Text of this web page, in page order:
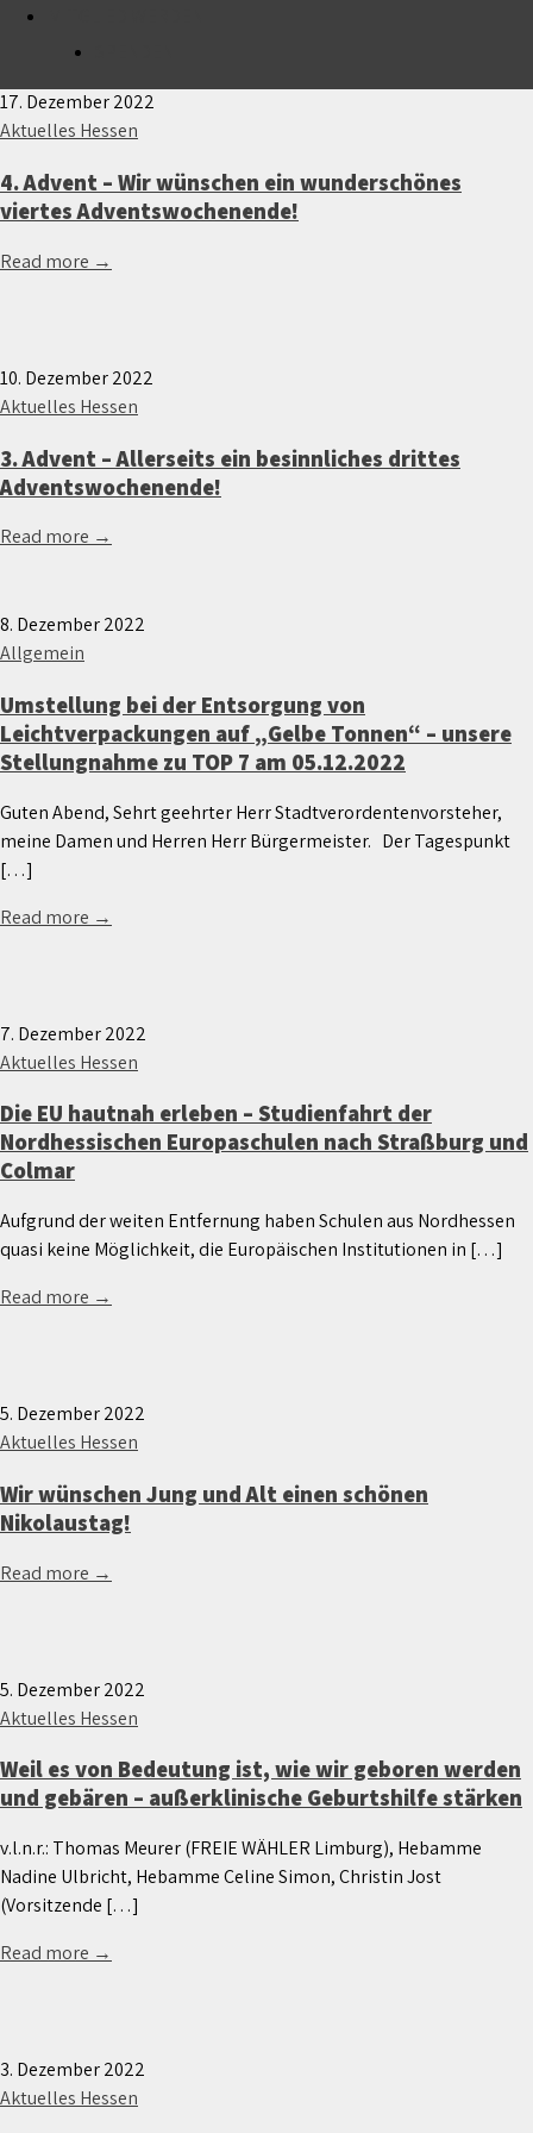
Monat:
17. Dezember 2022
Aktuelles Hessen
4. Advent – Wir wünschen ein wunderschönes
viertes Adventswochenende!
Read more →
10. Dezember 2022
Aktuelles Hessen
3. Advent – Allerseits ein besinnliches drittes
Adventswochenende!
Read more →
8. Dezember 2022
Allgemein
Umstellung bei der Entsorgung von
Leichtverpackungen auf „Gelbe Tonnen“ – unsere
Stellungnahme zu TOP 7 am 05.12.2022
Guten Abend, Sehrt geehrter Herr Stadtverordentenvorsteher,
meine Damen und Herren Herr Bürgermeister. Der Tagespunkt
[…]
Read more →
7. Dezember 2022
Aktuelles Hessen
Die EU hautnah erleben – Studienfahrt der
Nordhessischen Europaschulen nach Straßburg und
Colmar
Aufgrund der weiten Entfernung haben Schulen aus Nordhessen
quasi keine Möglichkeit, die Europäischen Institutionen in […]
Read more →
5. Dezember 2022
Aktuelles Hessen
Wir wünschen Jung und Alt einen schönen
Nikolaustag!
Read more →
5. Dezember 2022
Aktuelles Hessen
Weil es von Bedeutung ist, wie wir geboren werden
und gebären – außerklinische Geburtshilfe stärken
v.l.n.r.: Thomas Meurer (FREIE WÄHLER Limburg), Hebamme
Nadine Ulbricht, Hebamme Celine Simon, Christin Jost
(Vorsitzende […]
Read more →
3. Dezember 2022
Aktuelles Hessen